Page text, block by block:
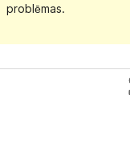
problēmas.